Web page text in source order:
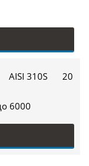
AISI 310S 20
6000